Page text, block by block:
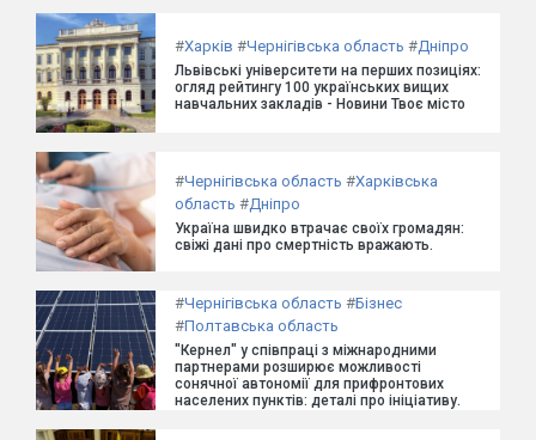
#Харків #Чернігівська область #Дніпро
Львівські університети на перших позиціях:
огляд рейтингу 100 українських вищих
навчальних закладів - Новини Твоє місто
#Чернігівська область #Харківська
область #Дніпро
Україна швидко втрачає своїх громадян:
свіжі дані про смертність вражають.
#Чернігівська область #Бізнес
#Полтавська область
"Кернел" у співпраці з міжнародними
партнерами розширює можливості
сонячної автономії для прифронтових
населених пунктів: деталі про ініціативу.